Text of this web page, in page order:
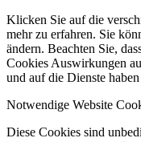
Klicken Sie auf die
mehr zu erfahren. Sie
ändern. Beachten Sie,
Cookies Auswirkungen
und auf die Dienste
Notwendige Website
Diese Cookies sind